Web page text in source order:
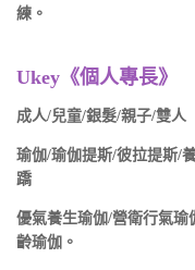
練。
Ukey《個人專長》
成人/兒童/銀髮/親子/雙人
瑜伽/瑜伽提斯/彼拉提斯/
蹻
優氣養生瑜伽/營衛行氣
齡瑜伽。